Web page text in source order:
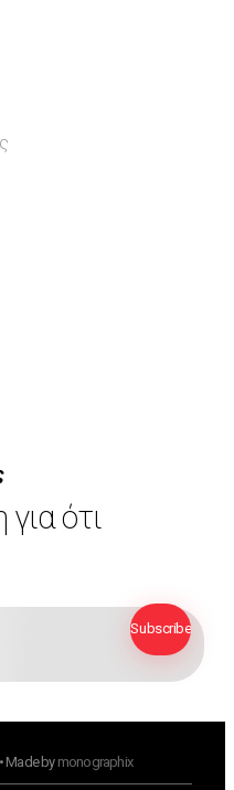
ότι
• Made bymonographix